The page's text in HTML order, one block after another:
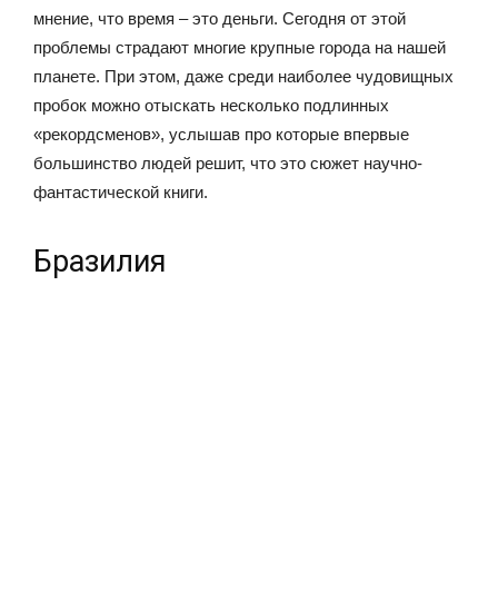
мнение, что время – это деньги. Сегодня от этой
проблемы страдают многие крупные города на нашей
планете. При этом, даже среди наиболее чудовищных
пробок можно отыскать несколько подлинных
«рекордсменов», услышав про которые впервые
большинство людей решит, что это сюжет научно-
фантастической книги.
Бразилия